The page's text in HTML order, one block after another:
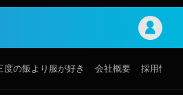
度の飯より服が好き 会社概要 採用情報